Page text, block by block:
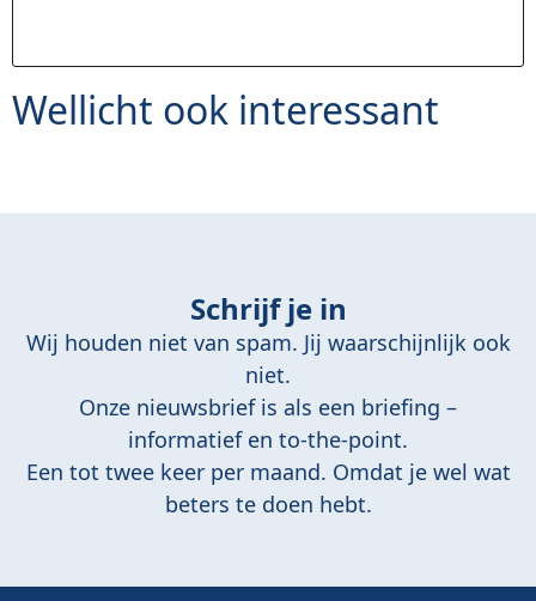
Wellicht ook interessant
Schrijf je in
Wij houden niet van spam. Jij waarschijnlijk ook
niet.
Onze nieuwsbrief is als een briefing –
informatief en to-the-point.
Een tot twee keer per maand. Omdat je wel wat
beters te doen hebt.